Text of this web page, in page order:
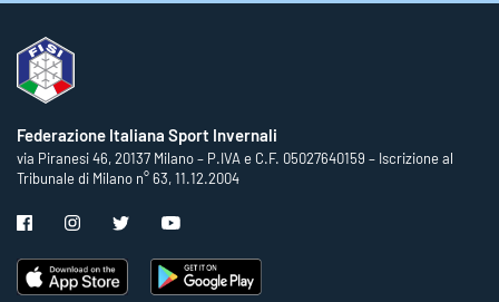
Federazione Italiana Sport Invernali
via Piranesi 46, 20137 Milano – P.IVA e C.F. 05027640159 – Iscrizione al
Tribunale di Milano n° 63, 11.12.2004